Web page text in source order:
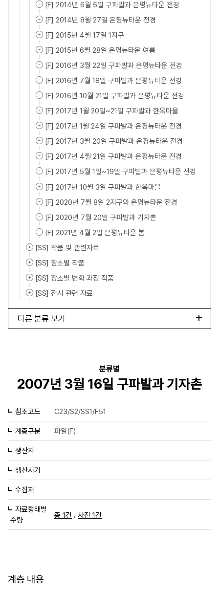
[F] 2014년 6월 5일 구파발과 은평뉴타운 전경
[F] 2014년 8월 27일 은평뉴타운 전경
[F] 2015년 4월 17일 1지구
[F] 2015년 6월 28일 은평뉴타운 여름
[F] 2016년 3월 22일 구파발과 은평뉴타운 전경
[F] 2016년 7월 18일 구파발과 은평뉴타운 전경
[F] 2016년 10월 21일 구파발과 은평뉴타운 전경
[F] 2017년 1월 20일~21일 구파발과 한옥마을
[F] 2017년 1월 24일 구파발과 은평뉴타운 전경
[F] 2017년 3월 20일 구파발과 은평뉴타운 전경
[F] 2017년 4월 21일 구파발과 은평뉴타운 전경
[F] 2017년 5월 1일~19일 구파발과 은평뉴타운 전경
[F] 2017년 10월 3일 구파발과 한옥마을
[F] 2020년 7월 8일 2지구와 은평뉴타운 전경
[F] 2020년 7월 20일 구파발과 기자촌
[F] 2021년 4월 2일 은평뉴타운 봄
[SS] 작품 및 관련자료
[SS] 장소별 작품
[SS] 장소별 변화 과정 작품
[SS] 전시 관련 자료
다른 분류 보기
분류별
2007년 3월 16일 구파발과 기자촌
참조코드 C23/S2/SS1/F51
계층구분 파일(F)
생산자
생산시기
수집처
자료형태별
수량
총 1건 , 사진 1건
계층 내용